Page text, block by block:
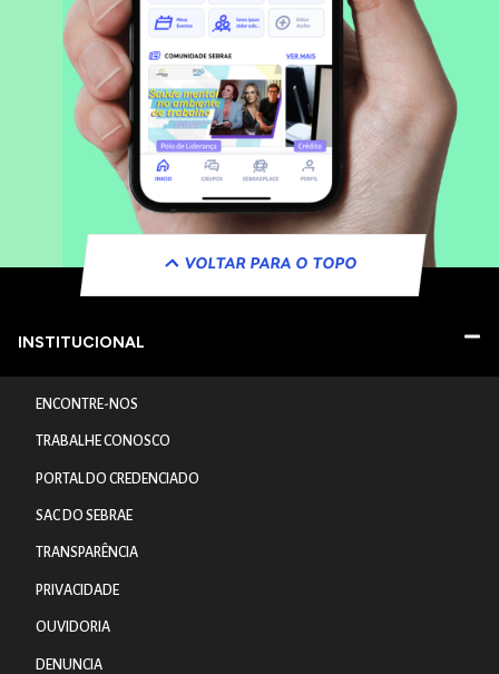
VOLTAR PARA O TOPO
INSTITUCIONAL
ENCONTRE-NOS
TRABALHE CONOSCO
PORTAL DO CREDENCIADO
SAC DO SEBRAE
TRANSPARÊNCIA
PRIVACIDADE
OUVIDORIA
DENUNCIA